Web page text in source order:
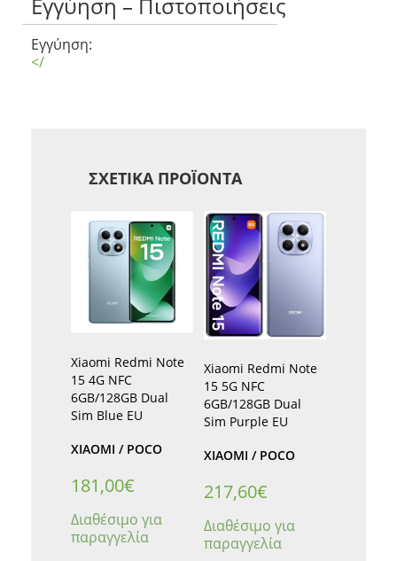
Εγγύηση:
</
ΣΧΕΤΙΚΆ ΠΡΟΪΌΝΤΑ
Xiaomi Redmi Note
15 4G NFC
6GB/128GB Dual
Sim Blue EU
XIAOMI / POCO
181,00€
Διαθέσιμο για
παραγγελία
Xiaomi Redmi Note
15 5G NFC
6GB/128GB Dual
Sim Purple EU
XIAOMI / POCO
217,60€
Διαθέσιμο για
παραγγελία